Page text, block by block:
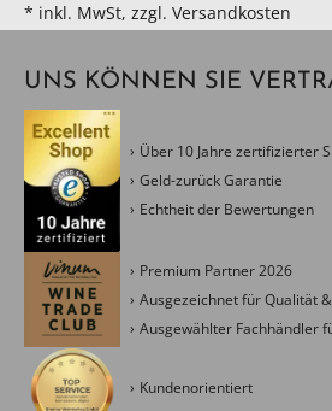
* inkl. MwSt, zzgl. Versandkosten
UNS KÖNNEN SIE
Über 10 Jahre zertifizierter
Geld-zurück Garantie
Echtheit der Bewertungen
Premium Partner 2026
Ausgezeichnet für Qualität
Ausgewählter Fachhändler
Kundenorientiert